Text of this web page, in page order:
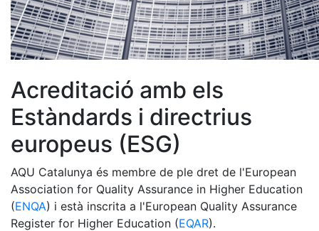
Acreditació amb els
Estàndards i directrius
europeus (ESG)
AQU Catalunya és membre de ple dret de l'European
Association for Quality Assurance in Higher Education
(ENQA) i està inscrita a l'European Quality Assurance
Register for Higher Education (EQAR).